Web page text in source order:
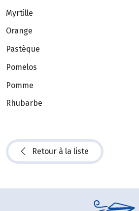
Myrtille
Orange
Pastèque
Pomelos
Pomme
Rhubarbe
Retour à la liste